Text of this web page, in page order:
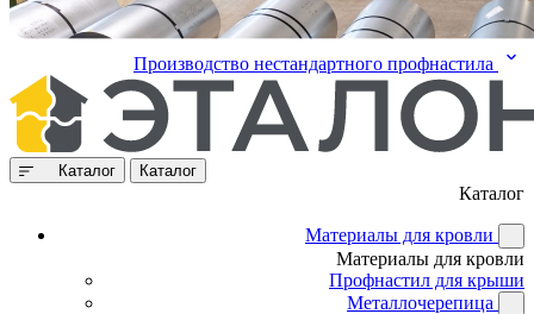
Производство нестандартного профнастила
Каталог Каталог
Каталог
Материалы для кровли
Материалы для кровли
Профнастил для крыши
Металлочерепица